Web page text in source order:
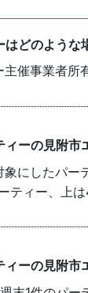
はどのような
催事業者所
ィーの見附市
象にしたパ
ティー、上
ィーの見附市